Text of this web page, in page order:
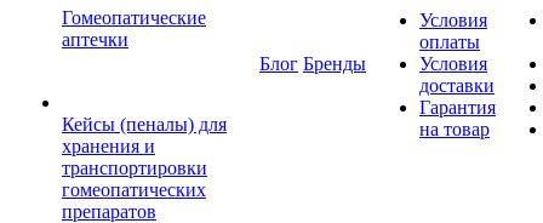
Гомеопатические
аптечки
Кейсы (пеналы) для
хранения и
транспортировки
гомеопатических
препаратов
Блог Бренды
Условия
оплаты
Условия
доставки
Гарантия
на товар